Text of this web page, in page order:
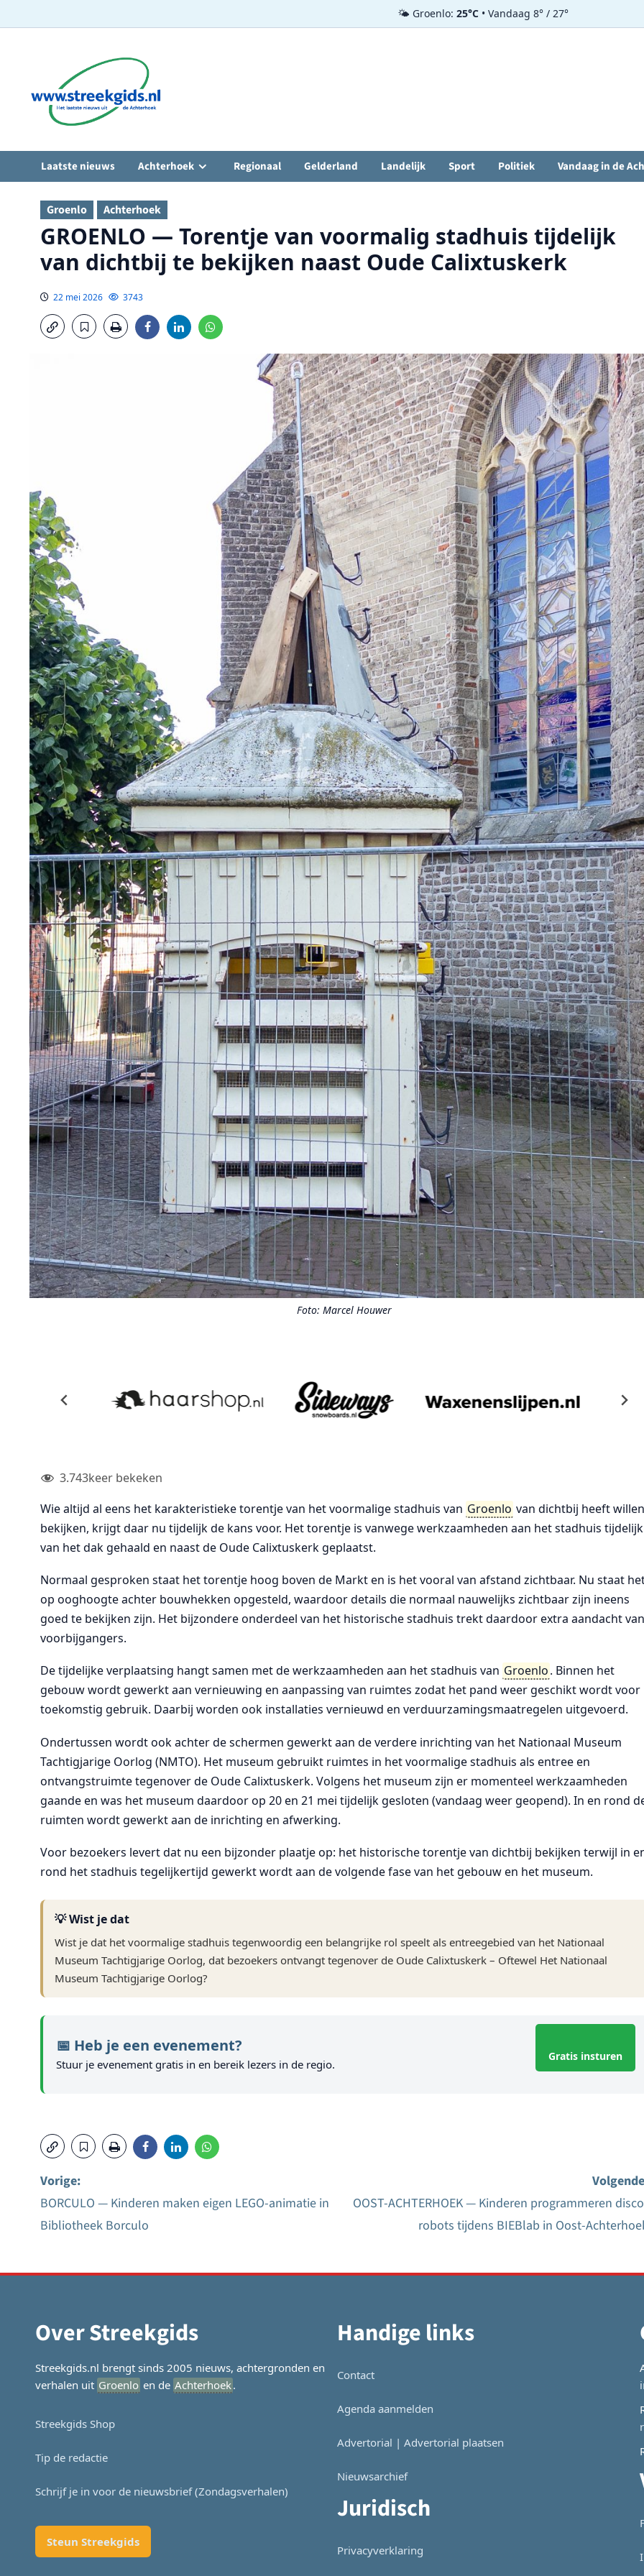
🌤️ Groenlo: 25°C • Vandaag 8° / 27°
inhoud
Laatste nieuws Achterhoek Regionaal Gelderland Landelijk Sport Politiek Vandaag in de
Groenlo Achterhoek
GROENLO — Torentje van voormalig stadhuis tijdelijk
van dichtbij te bekijken naast Oude Calixtuskerk
22 mei 2026 3743
Foto: Marcel Houwer
3.743keer bekeken
Wie altijd al eens het karakteristieke torentje van het voormalige stadhuis van Groenlo van dichtbij heeft
bekijken, krijgt daar nu tijdelijk de kans voor. Het torentje is vanwege werkzaamheden aan het stadhuis tijdelijk
van het dak gehaald en naast de Oude Calixtuskerk geplaatst.
Normaal gesproken staat het torentje hoog boven de Markt en is het vooral van afstand zichtbaar. Nu staat
op ooghoogte achter bouwhekken opgesteld, waardoor details die normaal nauwelijks zichtbaar zijn ineens
goed te bekijken zijn. Het bijzondere onderdeel van het historische stadhuis trekt daardoor extra aandacht
voorbijgangers.
De tijdelijke verplaatsing hangt samen met de werkzaamheden aan het stadhuis van Groenlo. Binnen het
gebouw wordt gewerkt aan vernieuwing en aanpassing van ruimtes zodat het pand weer geschikt wordt voor
toekomstig gebruik. Daarbij worden ook installaties vernieuwd en verduurzamingsmaatregelen uitgevoerd.
Ondertussen wordt ook achter de schermen gewerkt aan de verdere inrichting van het Nationaal Museum
Tachtigjarige Oorlog (NMTO). Het museum gebruikt ruimtes in het voormalige stadhuis als entree en
ontvangstruimte tegenover de Oude Calixtuskerk. Volgens het museum zijn er momenteel werkzaamheden
gaande en was het museum daardoor op 20 en 21 mei tijdelijk gesloten (vandaag weer geopend). In en rond
ruimten wordt gewerkt aan de inrichting en afwerking.
Voor bezoekers levert dat nu een bijzonder plaatje op: het historische torentje van dichtbij bekijken terwijl in
rond het stadhuis tegelijkertijd gewerkt wordt aan de volgende fase van het gebouw en het museum.
💡 Wist je dat
Wist je dat het voormalige stadhuis tegenwoordig een belangrijke rol speelt als entreegebied van het Nationaal
Museum Tachtigjarige Oorlog, dat bezoekers ontvangt tegenover de Oude Calixtuskerk – Oftewel Het Nationaal
Museum Tachtigjarige Oorlog?
📅 Heb je een evenement?
Stuur je evenement gratis in en bereik lezers in de regio.
Gratis insturen
Bericht
Vorige:
BORCULO — Kinderen maken eigen LEGO-animatie in
Bibliotheek Borculo
OOST-ACHTERHOEK — Kinderen programmeren
robots tijdens BIEBlab in Oost-
Over Streekgids
Streekgids.nl brengt sinds 2005 nieuws, achtergronden en
verhalen uit Groenlo en de Achterhoek.
Streekgids Shop
Tip de redactie
Schrijf je in voor de nieuwsbrief (Zondagsverhalen)
Steun Streekgids
Handige links
Contact
Agenda aanmelden
Advertorial | Advertorial plaatsen
Nieuwsarchief
Juridisch
Privacyverklaring